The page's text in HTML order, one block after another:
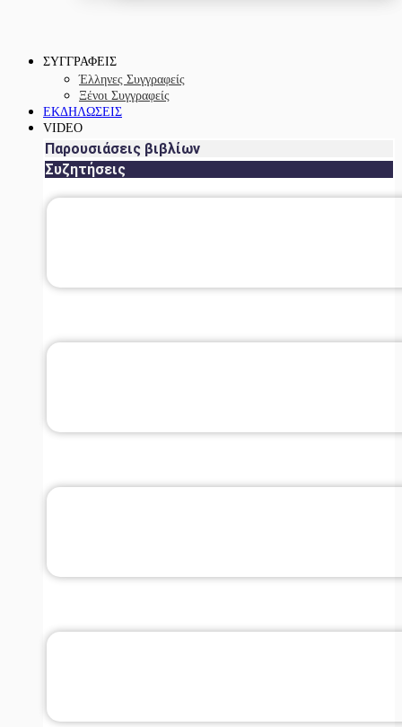
ΣΥΓΓΡΑΦΕΙΣ
Έλληνες Συγγραφείς
Ξένοι Συγγραφείς
ΕΚΔΗΛΩΣΕΙΣ
VIDEO
Παρουσιάσεις βιβλίων
Συζητήσεις